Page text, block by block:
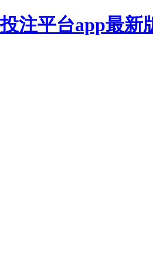
投注平台app最新